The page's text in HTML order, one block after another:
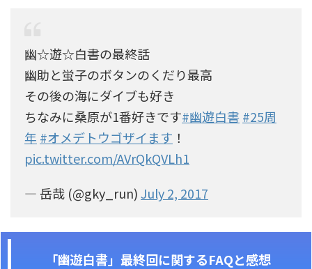
幽☆遊☆白書の最終話
幽助と蛍子のボタンのくだり最高
その後の海にダイブも好き
ちなみに桑原が1番好きです#幽遊白書#25周
年 #オメデトウゴザイます ！
pic.twitter.com/AVrQkQVLh1
— 岳哉 (@gky_run)July 2, 2017
「幽遊白書」最終回に関するFAQと感想